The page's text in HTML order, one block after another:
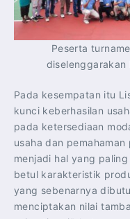
Peserta
diselenggarakan
Pada kesempatan itu
kunci keberhasilan
pada ketersediaan
usaha dan pemahaman
menjadi hal yang
betul karakteristik
yang sebenarnya
menciptakan nilai